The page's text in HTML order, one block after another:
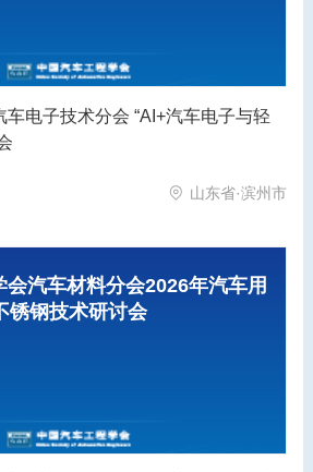
电子技术分会 “AI+汽车电子与轻
山东省·滨州市
会汽车材料分会2026年汽车用
锈钢技术研讨会